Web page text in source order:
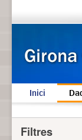
Inici
Filtres